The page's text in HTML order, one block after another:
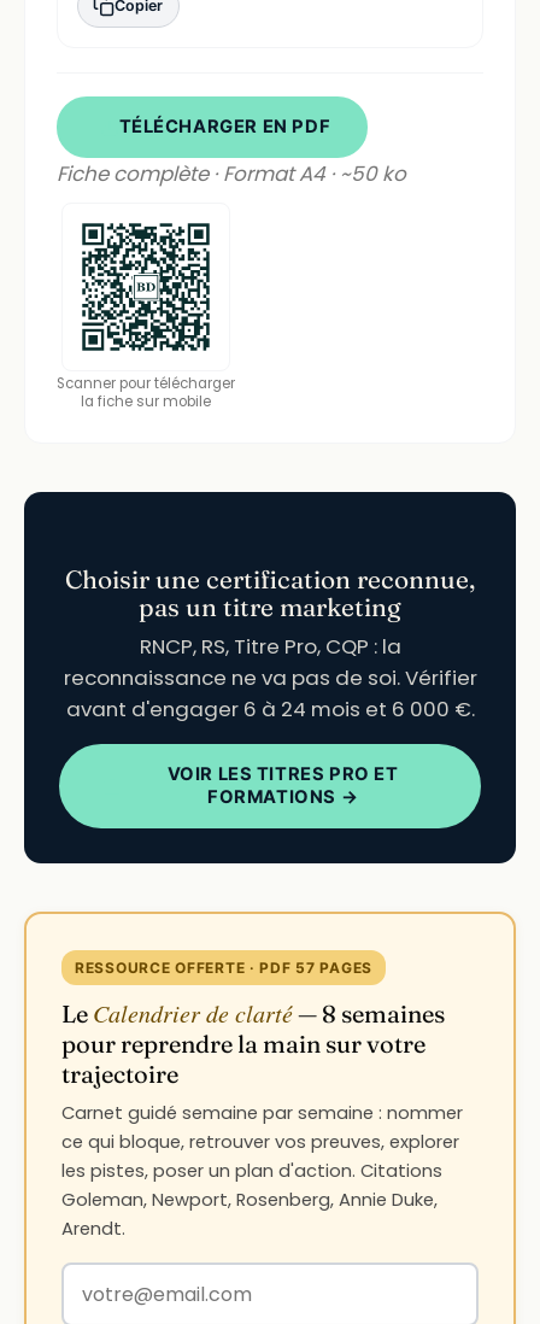
Copier
TÉLÉCHARGER EN PDF
Fiche complète · Format A4 · ~50 ko
Scanner pour télécharger
la fiche sur mobile
Choisir une certification reconnue,
pas un titre marketing
RNCP, RS, Titre Pro, CQP : la
reconnaissance ne va pas de soi. Vérifier
avant d'engager 6 à 24 mois et 6 000 €.
VOIR LES TITRES PRO ET
FORMATIONS →
RESSOURCE OFFERTE · PDF 57 PAGES
Le Calendrier de clarté— 8 semaines
pour reprendre la main sur votre
trajectoire
Carnet guidé semaine par semaine : nommer
ce qui bloque, retrouver vos preuves, explorer
les pistes, poser un plan d'action. Citations
Goleman, Newport, Rosenberg, Annie Duke,
Arendt.
Votre adresse email